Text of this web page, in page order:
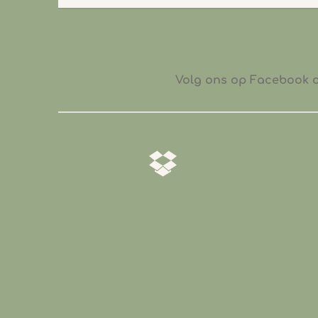
Volg ons op Facebook